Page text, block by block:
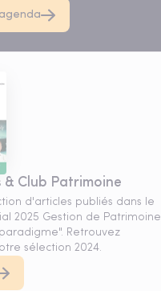
& Club Patrimoine
d'articles publiés dans le
2025 Gestion de Patrimoine
Retrouvez
sélection 2024.